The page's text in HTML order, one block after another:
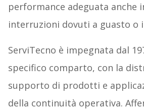
performance adeguata anche
interruzioni dovuti a guasto o
ServiTecno è impegnata dal
specifico comparto, con la
supporto di prodotti e
della continuità operativa.